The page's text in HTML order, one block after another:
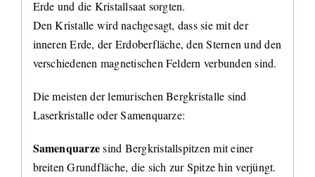
Erde und die Kristallsaat sorgten.
Den Kristalle wird nachgesagt, dass sie mit der
inneren Erde, der Erdoberfläche, den Sternen und den
verschiedenen magnetischen Feldern verbunden sind.
Die meisten der lemurischen Bergkristalle sind
Laserkristalle oder Samenquarze:
Samenquarzesind Bergkristallspitzen mit einer
breiten Grundfläche, die sich zur Spitze hin verjüngt.